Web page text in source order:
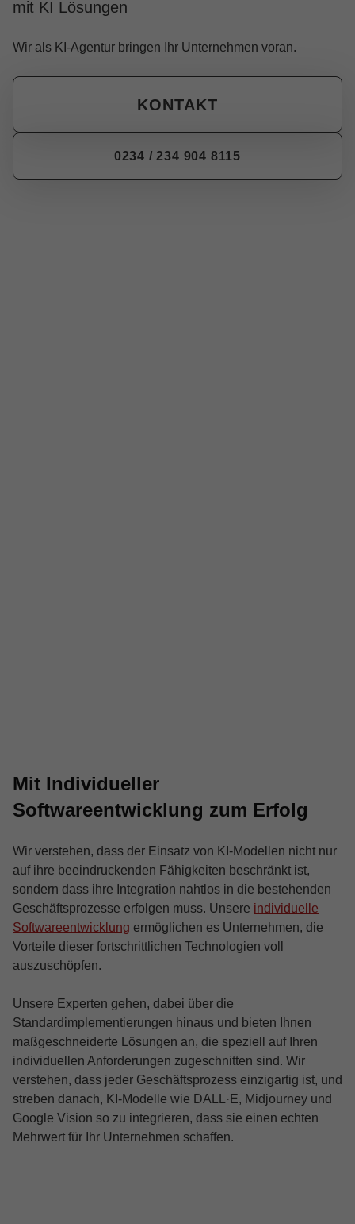
mit KI Lösungen
Wir als KI-Agentur bringen Ihr Unternehmen voran.
KONTAKT
0234 / 234 904 8115
Mit Individueller
Softwareentwicklung zum Erfolg
Wir verstehen, dass der Einsatz von KI-Modellen nicht nur
auf ihre beeindruckenden Fähigkeiten beschränkt ist,
sondern dass ihre Integration nahtlos in die bestehenden
Geschäftsprozesse erfolgen muss. Unsere individuelle
Softwareentwicklung ermöglichen es Unternehmen, die
Vorteile dieser fortschrittlichen Technologien voll
auszuschöpfen.
Unsere Experten gehen, dabei über die
Standardimplementierungen hinaus und bieten Ihnen
maßgeschneiderte Lösungen an, die speziell auf Ihren
individuellen Anforderungen zugeschnitten sind. Wir
verstehen, dass jeder Geschäftsprozess einzigartig ist, und
streben danach, KI-Modelle wie DALL·E, Midjourney und
Google Vision so zu integrieren, dass sie einen echten
Mehrwert für Ihr Unternehmen schaffen.